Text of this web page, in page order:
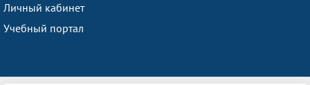
Личный кабинет
Учебный портал